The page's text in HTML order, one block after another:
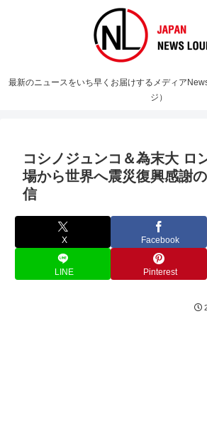
最新のニュースをいち早くお届けするメディア
ジ）
コシノジュンコ＆為末大 ロ
場から世界へ震災復興感謝
信
X Facebook
LINE Pinterest